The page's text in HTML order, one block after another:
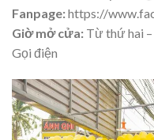
Fanpage:https://
Giờ mở cửa: Từ thứ hai
Gọi điện